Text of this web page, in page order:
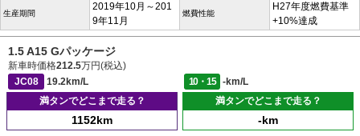
生産期間
2019年10月～201
9年11月
燃費性能
H27年度燃費基準
+10%達成
1.5 A15 Gパッケージ
新車時価格212.5万円(税込)
JC08
19.2km/L 10・15
-km/L
満タンでどこまで走る？
1152km
満タンでどこまで走る？
-km